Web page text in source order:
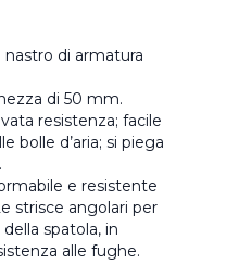
di armatura
di 50 mm.
resistenza; facile
bolle d’aria; si piega
e resistente
strisce angolari per
spatola, in
alle fughe.